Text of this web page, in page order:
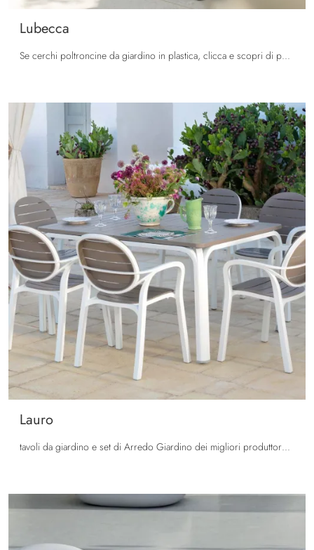
Lubecca
Se cerchi poltroncine da giardino in plastica, clicca e scopri di più sul modello Lubecca dell'azienda La Seggiola.
Lauro
tavoli da giardino e set di Arredo Giardino dei migliori produttori: scopri di più sul modello Lauro di La Seggiola, clicca subito!